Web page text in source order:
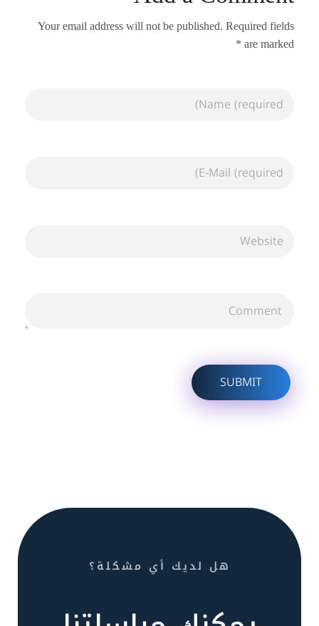
Your email address will not be published. Required fields
are marked *
هل لديك أي مشكلة؟